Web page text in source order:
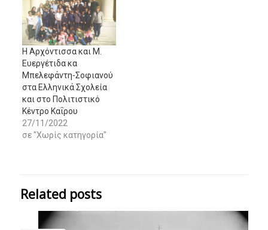
Η Αρχόντισσα και Μ.
Ευεργέτιδα κα
Μπελεφάντη-Σοφιανού
στα Ελληνικά Σχολεία
και στο Πολιτιστικό
Κέντρο Καΐρου
27/11/2022
σε "Χωρίς κατηγορία"
Related posts